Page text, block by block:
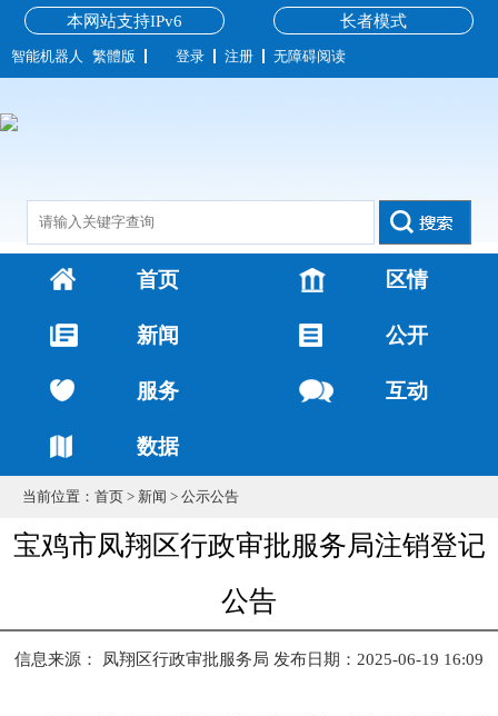
长者模式
本网站支持IPv6
智能机器人 繁體版 登录 注册 无障碍阅读
首页 区情
新闻 公开
服务 互动
数据
当前位置： 首页 > 新闻 > 公示公告
宝鸡市凤翔区行政审批服务局注销登记
公告
信息来源： 凤翔区行政审批服务局 发布日期：2025-06-19 16:09